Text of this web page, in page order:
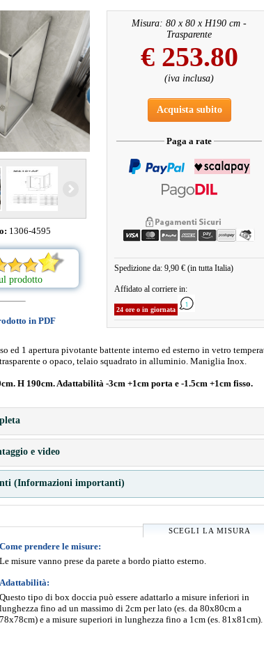
1306-4595
prodotto
in PDF
Misura: 80 x 80 x H190 cm -
Trasparente
€ 253.80
(iva inclusa)
Acquista subito
Paga a rate
Spedizione da: 9,90 € (in tutta Italia)
Affidato al corriere in:
24 ore o in giornata
ed 1 apertura pivotante battente interno ed esterno in vetro
o opaco, telaio squadrato in alluminio. Maniglia Inox.
H 190cm. Adattabilità -3cm +1cm porta e -1.5cm +1cm fisso.
e video
(Informazioni importanti)
SCEGLI LA MISURA
Come prendere le misure:
Le misure vanno prese da parete a bordo piatto esterno.
Adattabilità:
Questo tipo di box doccia può essere adattarlo a misure inferiori in
lunghezza fino ad un massimo di 2cm per lato (es. da 80x80cm a
78x78cm) e a misure superiori in lunghezza fino a 1cm (es. 81x81cm).